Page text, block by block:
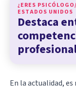
¿ERES
ESTADOS UNIDOS
Destaca
En la actualidad,